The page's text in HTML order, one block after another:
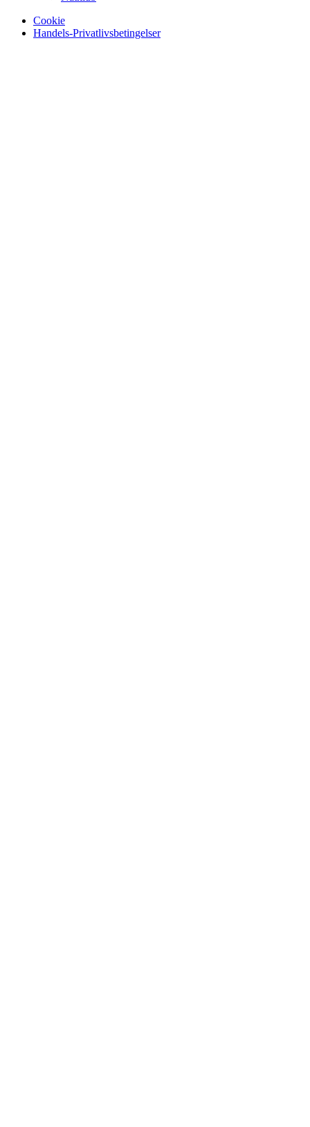
Cookie
Handels-Privatlivsbetingelser